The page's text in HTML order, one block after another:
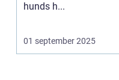
hunds h...
01 september 2025